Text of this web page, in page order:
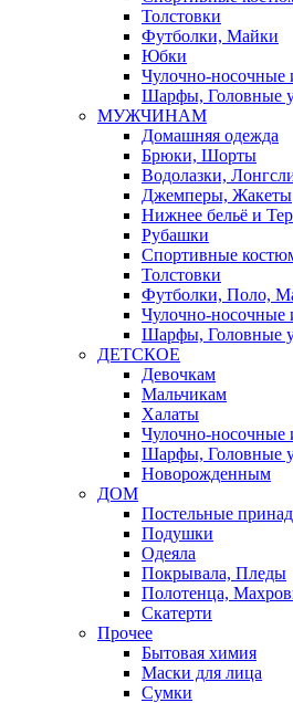
Толстовки
Футболки, Майки
Юбки
Чулочно-носочные
Шарфы, Головные
МУЖЧИНАМ
Домашняя одежда
Брюки, Шорты
Водолазки,
Джемперы, Жакеты
Нижнее бельё и
Рубашки
Спортивные
Толстовки
Футболки, Поло,
Чулочно-носочные
Шарфы, Головные
ДЕТСКОЕ
Девочкам
Мальчикам
Халаты
Чулочно-носочные
Шарфы, Головные
Новорожденным
ДОМ
Постельные
Подушки
Одеяла
Покрывала, Пледы
Полотенца,
Скатерти
Прочее
Бытовая химия
Маски для лица
Сумки